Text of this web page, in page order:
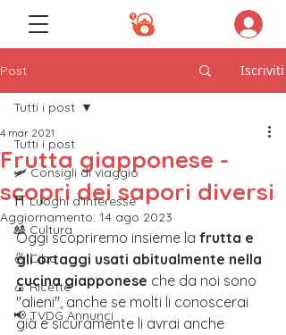
Post Iscriviti
Tutti i post
🛩️ Consigli di viaggio
⛩️ Luoghi d'interesse
🎎 Cultura
🍜 Cibo
🍙 Ricette
📢 TVDG Annunci
Tutti i post
Frutta giapponese -
scopri dei sapori diversi
4 mar 2021
Aggiornamento: 14 ago 2023
Oggi scopriremo insieme la frutta e
gli ortaggi usati abitualmente nella
cucina giapponese che da noi sono
"alieni", anche se molti li conoscerai
già e sicuramente li avrai anche